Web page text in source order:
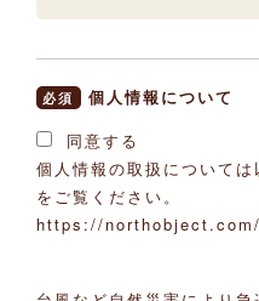
必須
個人情報について
同意する
個人情報の取扱について
をご覧ください。
https://